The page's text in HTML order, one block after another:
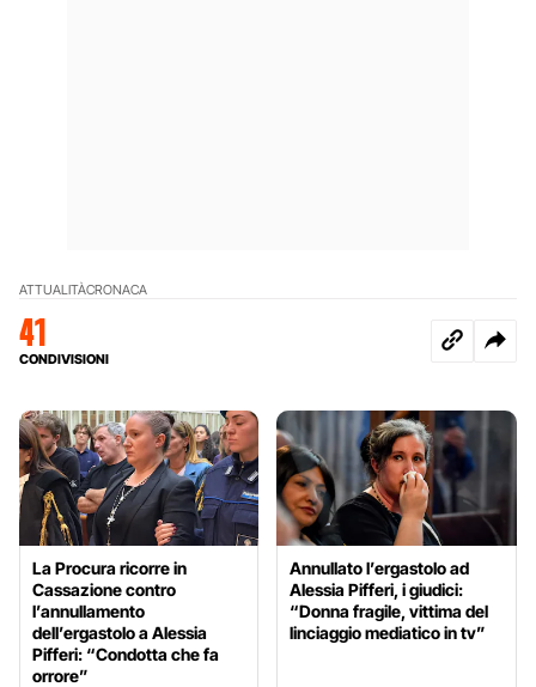
ATTUALITÀCRONACA
41
CONDIVISIONI
La Procura ricorre in
Cassazione contro
l’annullamento
dell’ergastolo a Alessia
Pifferi: “Condotta che fa
orrore”
Annullato l’ergastolo ad
Alessia Pifferi, i giudici:
“Donna fragile, vittima del
linciaggio mediatico in tv”